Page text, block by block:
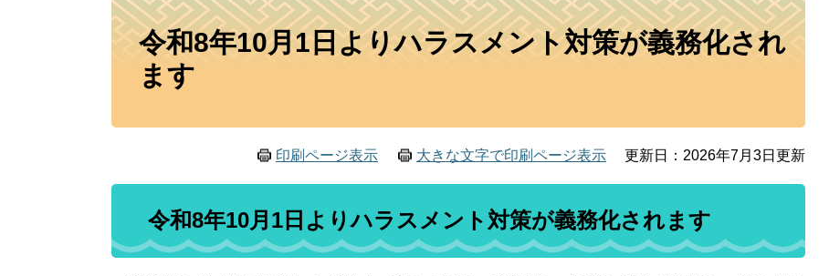
本
令和8年10月1日よりハラスメント対策が義務化され
ます
印刷ページ表示 大きな文字で印刷ページ表示 更新日：2026年7月3日更新
令和8年10月1日よりハラスメント対策が義務化されます